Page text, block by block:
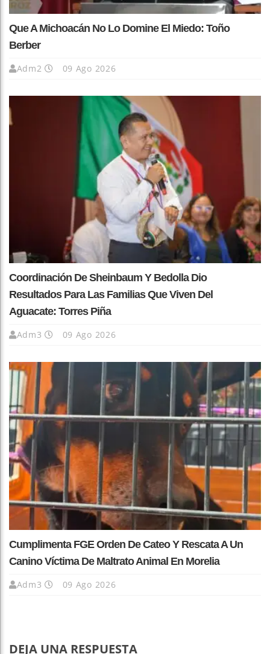
Que A Michoacán No Lo Domine El Miedo: Toño
Berber
Adm2 09 Ago 2026
Coordinación De Sheinbaum Y Bedolla Dio
Resultados Para Las Familias Que Viven Del
Aguacate: Torres Piña
Adm3 09 Ago 2026
Cumplimenta FGE Orden De Cateo Y Rescata A Un
Canino Víctima De Maltrato Animal En Morelia
Adm3 09 Ago 2026
DEJA UNA RESPUESTA